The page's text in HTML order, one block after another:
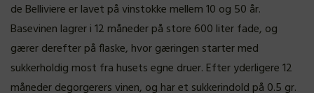
de Belliviere er lavet på vinstokke mellem 10 og 50 år.
Basevinen lagrer i 12 måneder på store 600 liter fade, og
gærer derefter på flaske, hvor gæringen starter med
sukkerholdig most fra husets egne druer. Efter yderligere 12
måneder degorgerers vinen, og har et sukkerindold på 0.5 gr.